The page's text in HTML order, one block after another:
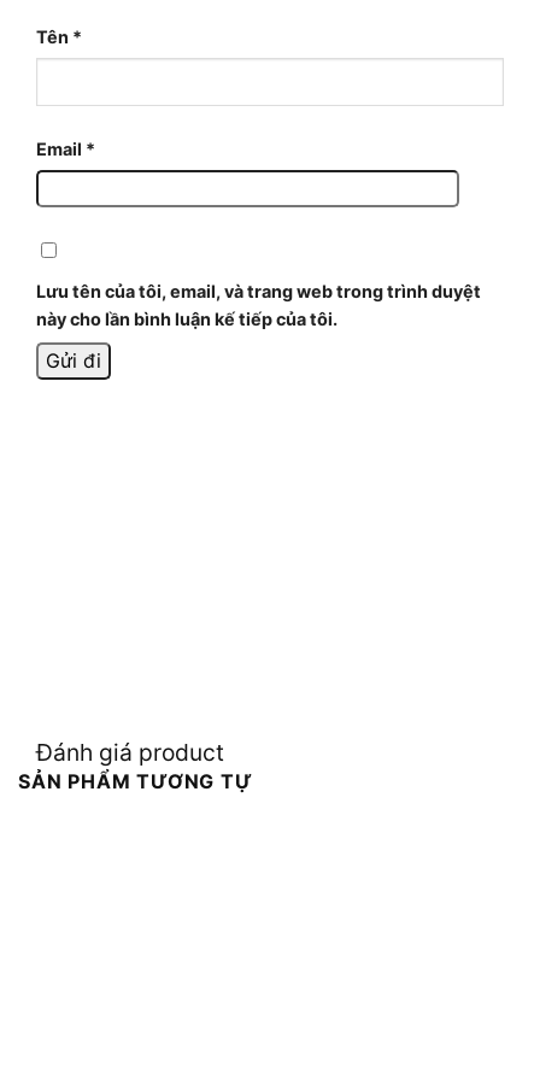
Tên *
Email *
Lưu tên của tôi, email, và trang web trong trình duyệt
này cho lần bình luận kế tiếp của tôi.
Đánh giá product
SẢN PHẨM TƯƠNG TỰ